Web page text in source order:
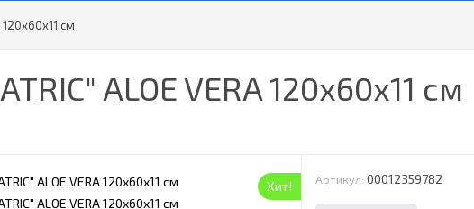
120х60х11 см
ALOE VERA 120х60х11 см
Хит! Артикул: 00012359782